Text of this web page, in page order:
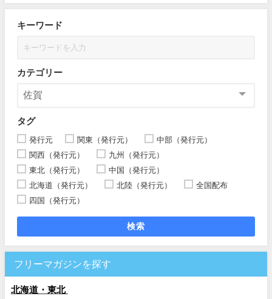
キーワード
カテゴリー
タグ
発行元 関東（発行元）
中部（発行元）
関西（発行元）
九州（発行元）
東北（発行元）
中国（発行元）
北海道（発行元）
北陸（発行元）
全国配布
四国（発行元）
検索
フリーマガジンを探す
北海道・東北